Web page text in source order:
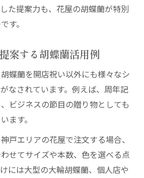
た提案力も、花屋の胡蝶蘭が特別
す。
案する胡蝶蘭活用例
蝶蘭を開店祝い以外にも様々なシ
なされています。例えば、周年記
ビジネスの節目の贈り物としても
ます。
戸エリアの花屋で注文する場合、
せてサイズや本数、色を選べる点
には大型の大輪胡蝶蘭、個人店や